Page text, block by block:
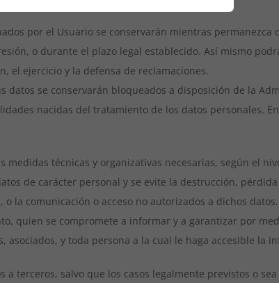
por el Usuario se conservarán mientras permanezca
o durante el plazo legal establecido. Así mismo
el ejercicio y la defensa de reclamaciones.
datos se conservarán bloqueados a disposición de la
nacidas del tratamiento de los datos personales.
medidas técnicas y organizativas necesarias, según el
de carácter personal y se evite la destrucción,
la comunicación o acceso no autorizados a dichos datos.
quien se compromete a informar y a garantizar por
y toda persona a la cual le haga accesible la
a terceros, salvo que los casos legalmente previstos o